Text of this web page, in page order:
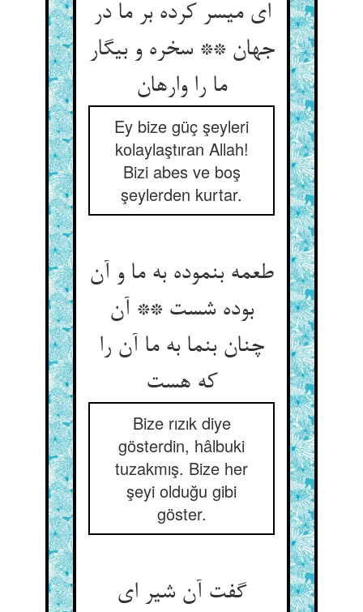
ای میسر کرده بر ما در
جهان ** سخره و بیگار
ما را وارهان‏
Ey bize güç şeyleri
kolaylaştıran Allah!
Bizi abes ve boş
şeylerden kurtar.
طعمه بنموده به ما و آن
بوده شست ** آن
چنان بنما به ما آن را
که هست‏
Bize rızık diye
gösterdin, hâlbuki
tuzakmış. Bize her
şeyi olduğu gibi
göster.
گفت آن شیر ای